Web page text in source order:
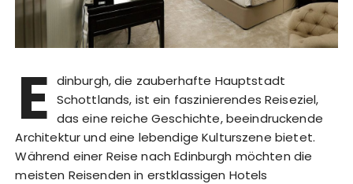
E dinburgh, die zauberhafte Hauptstadt
Schottlands, ist ein faszinierendes Reiseziel,
das eine reiche Geschichte, beeindruckende
Architektur und eine lebendige Kulturszene bietet.
Während einer Reise nach Edinburgh möchten die
meisten Reisenden in erstklassigen Hotels